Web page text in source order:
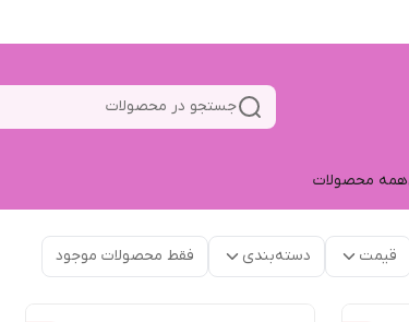
جستجو در محصولات
همه محصولات
قیمت دسته‌بندی فقط محصولات موجود